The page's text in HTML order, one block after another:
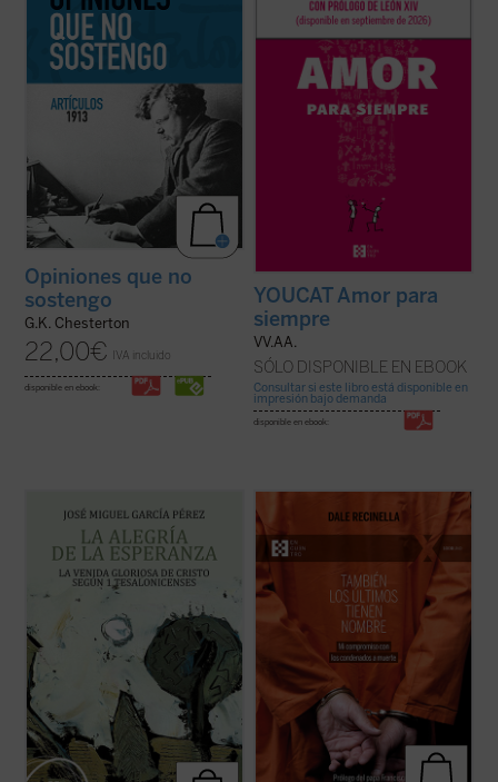
gobierno británico marcó una diferencia en
(ver ficha)
Opiniones que no
sostengo
G.K. Chesterton
22,00€ IVA incluido
disponible en ebook:
ayudándola a reflexionar, ...(ver ficha)
YOUCAT Amor para
siempre
VV.AA.
SÓLO DISPONIBLE EN EBOOK
Consultar si este libro está disponible en
impresión bajo demanda
disponible en ebook:
que devuelve a la palabra paulina su
tonalidad originaria, abierta a la plenitud
cristológica, y que constituye una
esperanza cristiana como fuente de alegría
(ver ficha)
Recinella nos invita a ver lo que casi nadie
quiere mirar: el rostro humano detrás de
una sentencia, el clamor que ningún
tribunal alcanza a oír. Mientras el tiempo se
acerca a su final, él permanece junto ...
(ver
ficha)